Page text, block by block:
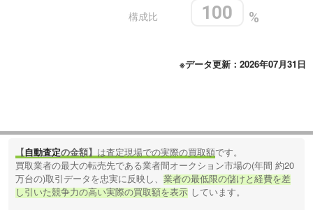
%
100
構成比
※データ更新：2026年07月31日
【自動査定の金額】 は査定現場での実際の買取額です。
買取業者の最大の転売先である業者間オークション市場の(年間 約20
万台の)取引データを忠実に反映し、業者の最低限の儲けと経費を差
し引いた競争力の高い実際の買取額を表示 しています。